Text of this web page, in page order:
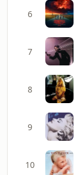
6
7
8
9
10